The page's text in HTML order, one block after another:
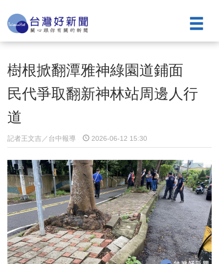
樹根掀翻潭雅神綠園道鋪面
民代爭取翻新神林站周邊人行
道
記者王文吉／台中報導 2026-06-12 15:30